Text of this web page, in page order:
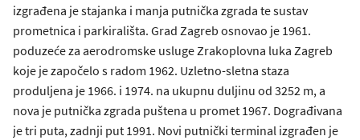
izgrađena je stajanka i manja putnička zgrada te sustav
prometnica i parkirališta. Grad Zagreb osnovao je 1961.
poduzeće za aerodromske usluge Zrakoplovna luka Zagreb
koje je započelo s radom 1962. Uzletno-sletna staza
produljena je 1966. i 1974. na ukupnu duljinu od 3252 m, a
nova je putnička zgrada puštena u promet 1967. Dograđivana
je tri puta, zadnji put 1991. Novi putnički terminal izgrađen je